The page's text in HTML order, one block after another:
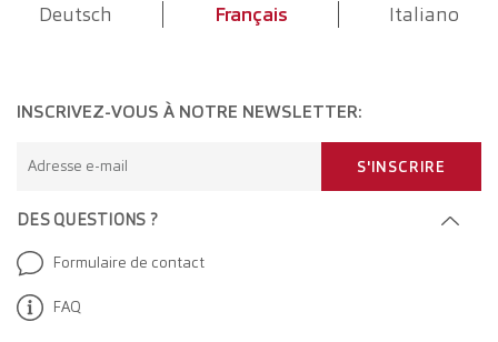
Deutsch Français Italiano
DES QUESTIONS ?
Formulaire de contact
FAQ
INSCRIVEZ-VOUS À NOTRE NEWSLETTER:
Adresse e-mail S'INSCRIRE